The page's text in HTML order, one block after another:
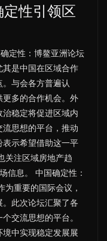
性引领区
定性：博鳌亚洲论坛
是中国在区域合作
与会各方普遍认
多的合作机会。外
稳定将促进区域内
思想的平台，推动
示希望借助这一平
关注区域房地产趋
信息。 中国确定性：
重要的国际会议，
此次论坛汇聚了各
交流思想的平台。
中实现稳定发展展